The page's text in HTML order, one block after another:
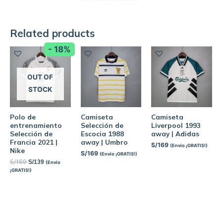
Related products
- 18%
OUT OF
STOCK
Polo de
entrenamiento
Selección de
Francia 2021 |
Nike
S/169 S/139 (Envío
¡GRATIS!)
Camiseta
Selección de
Escocia 1988
away | Umbro
S/169 (Envío ¡GRATIS!)
Camiseta
Liverpool 1993
away | Adidas
S/169 (Envío ¡GRATIS!)